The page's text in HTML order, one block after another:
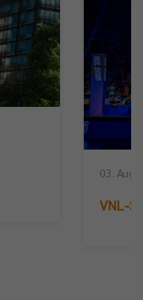
03.
VNL-